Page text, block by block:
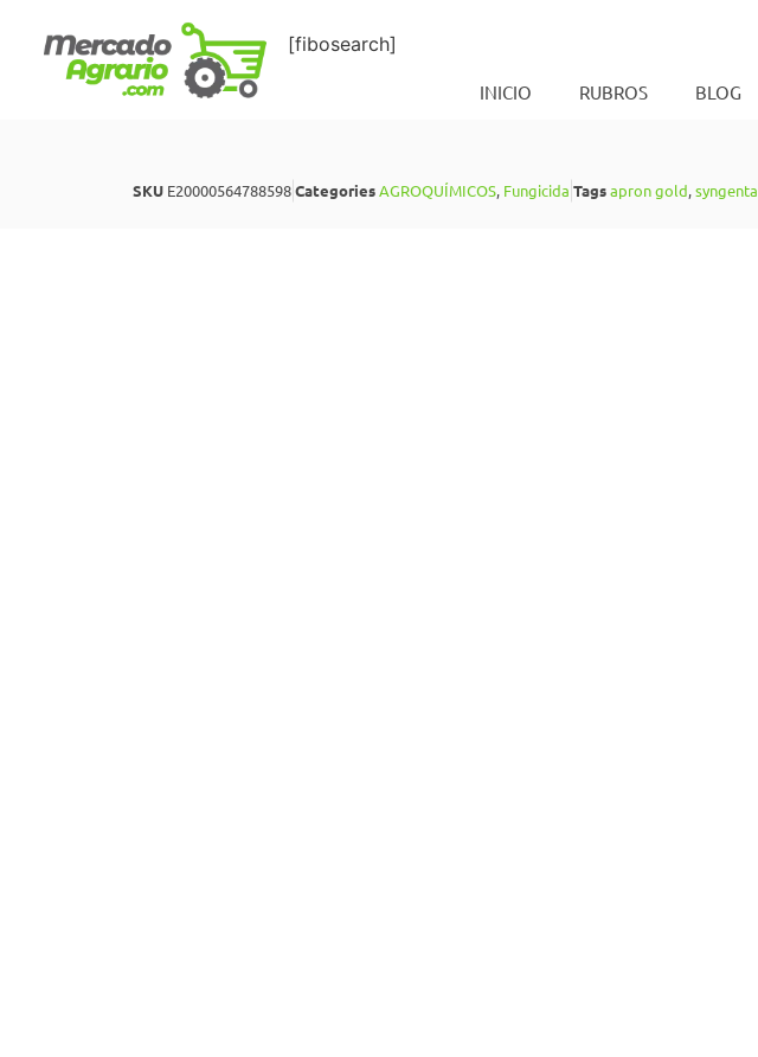
[fibosearch]
INICIO RUBROS BLOG
SKU E20000564788598CategoriesAGROQUÍMICOS, Fungicida Tagsapron gold,syngenta